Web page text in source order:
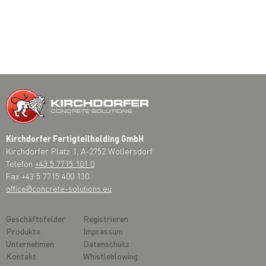
Kirchdorfer Fertigteilholding GmbH
Kirchdorfer Platz 1, A-2752 Wöllersdorf
Telefon +43 5 7715 101 0
Fax +43 5 7715 400 130
office@concrete-solutions.eu
Geschäftsfelder
Produkte
Unternehmen
Kontakt
Registrieren
Impressum
Datenschutz
Whistleblowing